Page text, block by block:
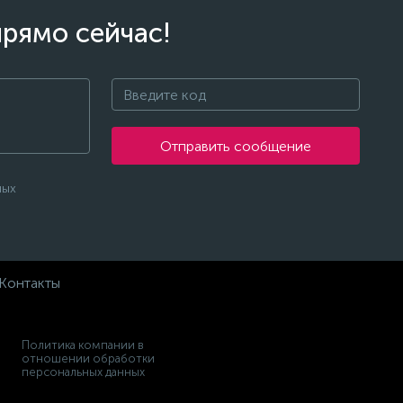
сейчас!
Отправить сообщение
Контакты
Политика компании в
отношении обработки
персональных данных